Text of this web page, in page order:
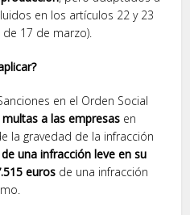
en los artículos 22 y 23
17 de marzo).
en el Orden Social
a las empresas en
la gravedad de la infracción
una infracción leve en su
euros de una infracción